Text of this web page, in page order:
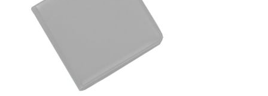
CONTATTI